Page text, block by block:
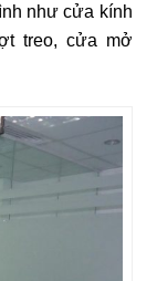
như cửa kính
treo, cửa mở